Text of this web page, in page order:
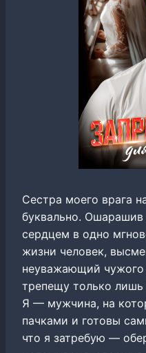
Сестра моего врага
буквально.
сердцем в одно
жизни человек,
неуважающий
трепещу только
Я — мужчина, на
пачками и готовы
что я затребую —